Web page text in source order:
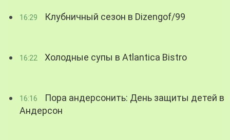
16:29 Клубничный сезон в Dizengof/99
16:22 Холодные супы в Atlantica Bistro
16:16
Пора андерсонить: День защиты детей в
Андерсон